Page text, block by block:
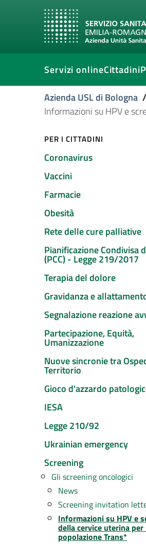
Servizi onlineCittadini
Azienda USL di Bologna /
Informazioni su HPV e
PER I CITTADINI
Coronavirus
Vaccini
Farmacie
Obesità
Rete delle cure palliative
Pianificazione Condivisa
(PCC) - Legge 219/2017
Terapia del dolore
Gravidanza e
Segnalazione reazione
Partecipazione, Equità,
Umanizzazione
Nuove sincronie tra
Territorio
Gioco d'azzardo
IESA
Legge 210/92
Ukrainian emergency
Screening
Gli screening oncologici
News
Screening invitation
Informazioni su HPV e
della cervice uterina per
popolazione Trans*